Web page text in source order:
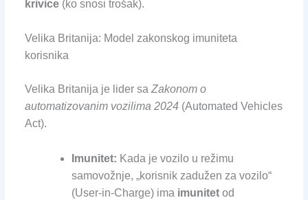
krivice(ko snosi trošak).
Velika Britanija: Model zakonskog imuniteta
korisnika
Velika Britanija je lider saZakonom o
automatizovanim vozilima 2024(Automated Vehicles
Act).
Imunitet: Kada je vozilo u režimu
samovožnje, „korisnik zadužen za vozilo“
(User-in-Charge) ima imunitetod